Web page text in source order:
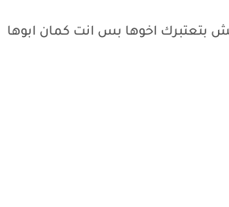
مش بتعتبرك اخوها بس انت كمان ابوها